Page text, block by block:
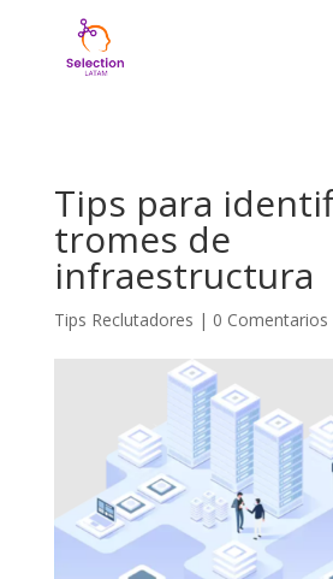
Tips para
tromes de
infraestructura
Tips Reclutadores | 0 Comentarios